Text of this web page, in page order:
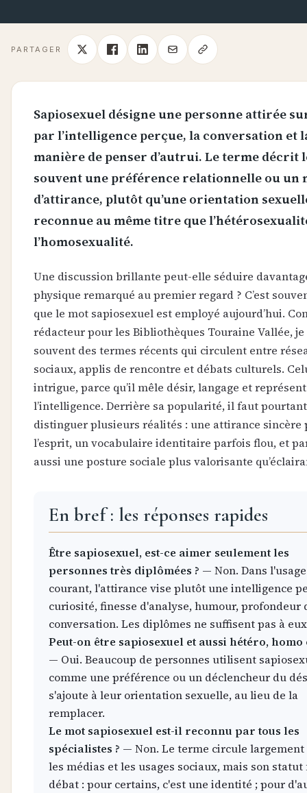
PARTAGER
Sapiosexuel désigne une personne attirée
par l’intelligence perçue, la conversation et
manière de penser d’autrui. Le terme décrit
souvent une préférence relationnelle ou un
d’attirance, plutôt qu’une orientation
reconnue au même titre que
l’homosexualité.
Une discussion brillante peut-elle séduire
physique remarqué au premier regard ? C’est
que le mot sapiosexuel est employé aujourd’hui.
rédacteur pour les Bibliothèques Touraine Vallée,
souvent des termes récents qui circulent entre
sociaux, applis de rencontre et débats culturels.
intrigue, parce qu’il mêle désir, langage et
l’intelligence. Derrière sa popularité, il faut pourtant
distinguer plusieurs réalités : une attirance sincère
l’esprit, un vocabulaire identitaire parfois flou, et
aussi une posture sociale plus valorisante
En bref : les réponses rapides
Être sapiosexuel, est-ce aimer seulement les
personnes très diplômées ? — Non. Dans l'usage
courant, l'attirance vise plutôt une intelligence
curiosité, finesse d'analyse, humour, profondeur
conversation. Les diplômes ne suffisent pas à
Peut-on être sapiosexuel et aussi hétéro, homo
— Oui. Beaucoup de personnes utilisent
comme une préférence ou un déclencheur du
s'ajoute à leur orientation sexuelle, au lieu de la
remplacer.
Le mot sapiosexuel est-il reconnu par tous les
spécialistes ? — Non. Le terme circule largement
les médias et les usages sociaux, mais son
débat : pour certains, c'est une identité ; pour